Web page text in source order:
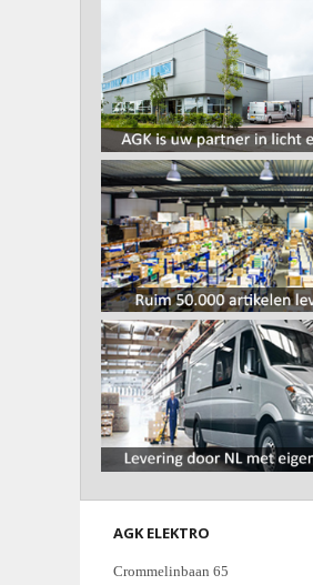
AGK ELEKTRO
Crommelinbaan 65